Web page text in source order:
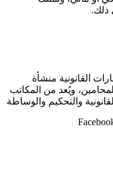
ذلك.
القانونية منشأة
ويُعد من المكاتب
والتحكيم والوساطة